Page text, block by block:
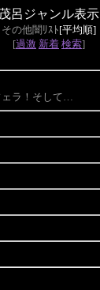
茂呂ジャンル表示
その他闇ﾘｽﾄ[平均順]
[過激 新着 検索]
ェラ！そして…